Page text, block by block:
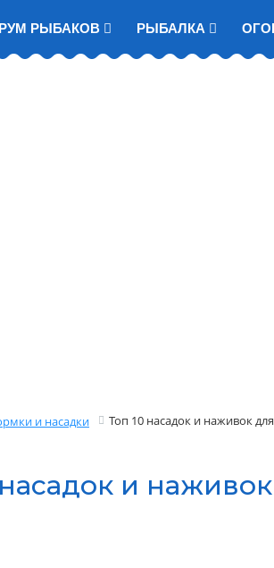
РЫБАКОВ РЫБАЛКА
и насадки Топ 10 насадок и наживок
и